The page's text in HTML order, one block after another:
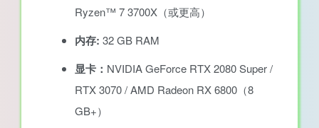
Ryzen™ 7 3700X（或更高）
内存: 32 GB RAM
显卡： NVIDIA GeForce RTX 2080 Super /
RTX 3070 / AMD Radeon RX 6800（8
GB+）